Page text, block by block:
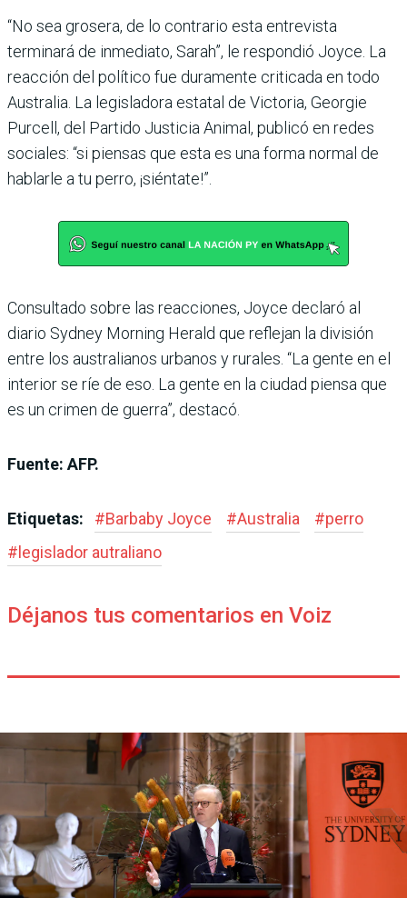
“No sea grosera, de lo contrario esta entrevista
terminará de inmediato, Sarah”, le respondió Joyce. La
reacción del político fue duramente criticada en todo
Australia. La legisladora estatal de Victoria, Georgie
Purcell, del Partido Justicia Animal, publicó en redes
sociales: “si piensas que esta es una forma normal de
hablarle a tu perro, ¡siéntate!”.
Consultado sobre las reacciones, Joyce declaró al
diario Sydney Morning Herald que reflejan la división
entre los australianos urbanos y rurales. “La gente en el
interior se ríe de eso. La gente en la ciudad piensa que
es un crimen de guerra”, destacó.
Fuente: AFP.
Etiquetas: #Barbaby Joyce #Australia #perro
# legislador autraliano
Déjanos tus comentarios en Voiz